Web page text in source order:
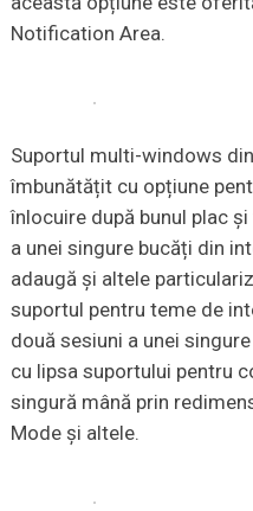
Notification Area.
Suportul multi-windows
îmbunătățit cu opțiune
înlocuire după bunul plac
a unei singure bucăți din
adaugă și altele
suportul pentru teme de
două sesiuni a unei
cu lipsa suportului pentru
singură mână prin
Mode și altele.